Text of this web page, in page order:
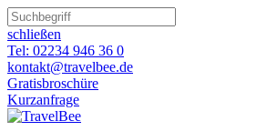
schließen
Tel: 02234 946 36 0
kontakt@travelbee.de
Gratisbroschüre
Kurzanfrage